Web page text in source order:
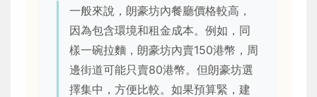
一般來說，朗豪坊內餐廳價格較高，
因為包含環境和租金成本。例如，同
樣一碗拉麵，朗豪坊內賣150港幣，周
邊街道可能只賣80港幣。但朗豪坊選
擇集中，方便比較。如果預算緊，建